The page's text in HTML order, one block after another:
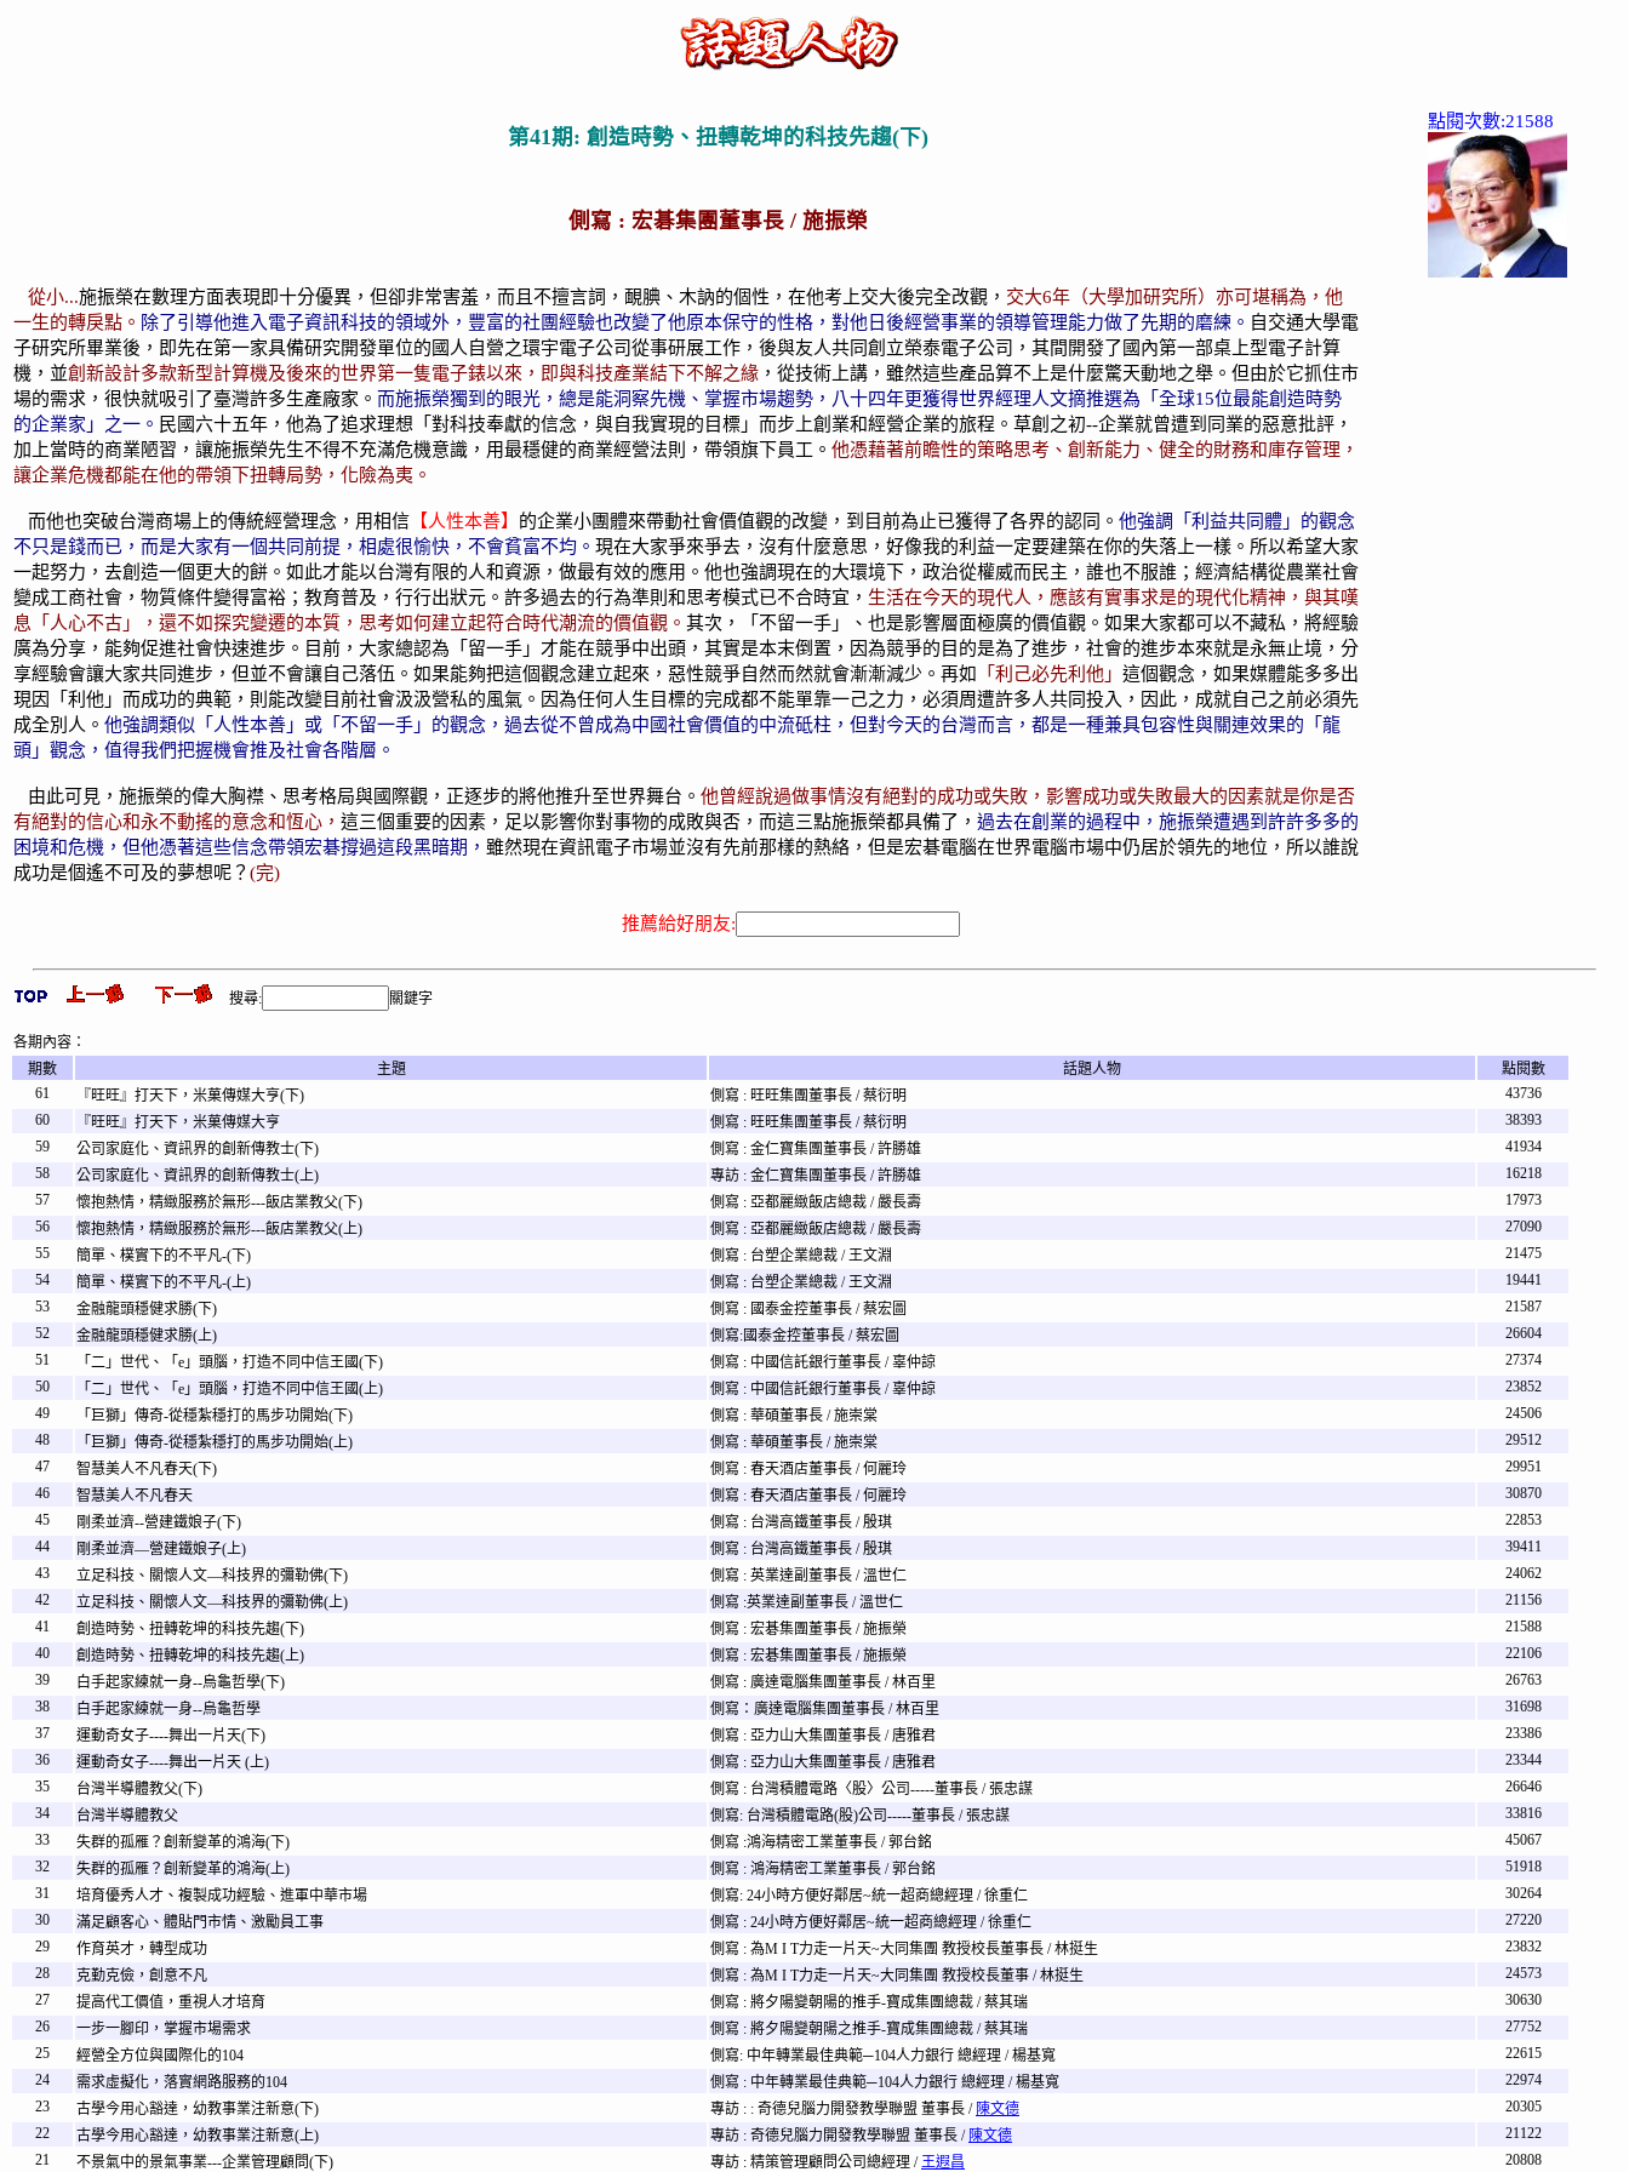
第41期: 創造時勢、扭轉乾坤的科技先趨(下)
點閱次數:21588
側寫 : 宏碁集團董事長 / 施振榮
從小...施振榮在數理方面表現即十分優異，但卻非常害羞，而且不擅言詞，靦腆、木訥的個性，在他考上交大後完全改觀， 交大6年（大學加研究所）亦可堪稱為，他
一生的轉戾點。 除了引導他進入電子資訊科技的領域外，豐富的社團經驗也改變了他原本保守的性格，對他日後經營事業的領導管理能力做了先期的磨練。 自交通大學電
子研究所畢業後，即先在第一家具備研究開發單位的國人自營之環宇電子公司從事研展工作，後與友人共同創立榮泰電子公司，其間開發了國內第一部桌上型電子計算
機，並創新設計多款新型計算機及後來的世界第一隻電子錶以來，即與科技產業結下不解之緣 ，從技術上講，雖然這些產品算不上是什麼驚天動地之舉。但由於它抓住市
場的需求，很快就吸引了臺灣許多生產廠家。 而施振榮獨到的眼光，總是能洞察先機、掌握市場趨勢，八十四年更獲得世界經理人文摘推選為「全球15位最能創造時勢
的企業家」之一。 民國六十五年，他為了追求理想「對科技奉獻的信念，與自我實現的目標」而步上創業和經營企業的旅程。草創之初--企業就曾遭到同業的惡意批評，
加上當時的商業陋習，讓施振榮先生不得不充滿危機意識，用最穩健的商業經營法則，帶領旗下員工。 他憑藉著前瞻性的策略思考、創新能力、健全的財務和庫存管理，
讓企業危機都能在他的帶領下扭轉局勢，化險為夷。
而他也突破台灣商場上的傳統經營理念，用相信 【人性本善】 的企業小團體來帶動社會價值觀的改變，到目前為止已獲得了各界的認同。 他強調「利益共同體」的觀念
不只是錢而已，而是大家有一個共同前提，相處很愉快，不會貧富不均。 現在大家爭來爭去，沒有什麼意思，好像我的利益一定要建築在你的失落上一樣。所以希望大家
一起努力，去創造一個更大的餅。如此才能以台灣有限的人和資源，做最有效的應用。他也強調現在的大環境下，政治從權威而民主，誰也不服誰；經濟結構從農業社會
變成工商社會，物質條件變得富裕；教育普及，行行出狀元。許多過去的行為準則和思考模式已不合時宜， 生活在今天的現代人，應該有實事求是的現代化精神，與其嘆
息「人心不古」，還不如探究變遷的本質，思考如何建立起符合時代潮流的價值觀。 其次，「不留一手」、也是影響層面極廣的價值觀。如果大家都可以不藏私，將經驗
廣為分享，能夠促進社會快速進步。目前，大家總認為「留一手」才能在競爭中出頭，其實是本末倒置，因為競爭的目的是為了進步，社會的進步本來就是永無止境，分
享經驗會讓大家共同進步，但並不會讓自己落伍。如果能夠把這個觀念建立起來，惡性競爭自然而然就會漸漸減少。 再如 「利己必先利他」 這個觀念，如果媒體能多多出
現因「利他」而成功的典範，則能改變目前社會汲汲營私的風氣。因為任何人生目標的完成都不能單靠一己之力，必須周遭許多人共同投入，因此，成就自己之前必須先
成全別人。 他強調類似「人性本善」或「不留一手」的觀念，過去從不曾成為中國社會價值的中流砥柱，但對今天的台灣而言，都是一種兼具包容性與關連效果的「龍
頭」觀念，值得我們把握機會推及社會各階層。
由此可見，施振榮的偉大胸襟、思考格局與國際觀，正逐步的將他推升至世界舞台。 他曾經說過做事情沒有絕對的成功或失敗，影響成功或失敗最大的因素就是你是否
有絕對的信心和永不動搖的意念和恆心， 這三個重要的因素，足以影響你對事物的成敗與否，而這三點施振榮都具備了， 過去在創業的過程中，施振榮遭遇到許許多多的
困境和危機，但他憑著這些信念帶領宏碁撐過這段黑暗期， 雖然現在資訊電子市場並沒有先前那樣的熱絡，但是宏碁電腦在世界電腦市場中仍居於領先的地位，所以誰說
成功是個遙不可及的夢想呢？ (完)
推薦給好朋友:
搜尋: 關鍵字
各期內容：
期數
主題 話題人物
點閱數
61
『旺旺』打天下，米菓傳媒大亨(下) 側寫 : 旺旺集團董事長 / 蔡衍明
43736
60
『旺旺』打天下，米菓傳媒大亨 側寫 : 旺旺集團董事長 / 蔡衍明
38393
59
公司家庭化、資訊界的創新傳教士(下) 側寫 : 金仁寶集團董事長 / 許勝雄
41934
58
公司家庭化、資訊界的創新傳教士(上) 專訪 : 金仁寶集團董事長 / 許勝雄
16218
57
懷抱熱情，精緻服務於無形---飯店業教父(下) 側寫 : 亞都麗緻飯店總裁 / 嚴長壽
17973
56
懷抱熱情，精緻服務於無形---飯店業教父(上) 側寫 : 亞都麗緻飯店總裁 / 嚴長壽
27090
55
簡單、樸實下的不平凡-(下) 側寫 : 台塑企業總裁 / 王文淵
21475
54
簡單、樸實下的不平凡-(上) 側寫 : 台塑企業總裁 / 王文淵
19441
53
金融龍頭穩健求勝(下) 側寫 : 國泰金控董事長 / 蔡宏圖
21587
52
金融龍頭穩健求勝(上) 側寫:國泰金控董事長 / 蔡宏圖
26604
51
「二」世代、「e」頭腦，打造不同中信王國(下) 側寫 : 中國信託銀行董事長 / 辜仲諒
27374
50
「二」世代、「e」頭腦，打造不同中信王國(上) 側寫 : 中國信託銀行董事長 / 辜仲諒
23852
49
「巨獅」傳奇-從穩紮穩打的馬步功開始(下) 側寫 : 華碩董事長 / 施崇棠
24506
48
「巨獅」傳奇-從穩紮穩打的馬步功開始(上) 側寫 : 華碩董事長 / 施崇棠
29512
47
智慧美人不凡春天(下) 側寫 : 春天酒店董事長 / 何麗玲
29951
46
智慧美人不凡春天 側寫 : 春天酒店董事長 / 何麗玲
30870
45
剛柔並濟--營建鐵娘子(下) 側寫 : 台灣高鐵董事長 / 殷琪
22853
44
剛柔並濟—營建鐵娘子(上) 側寫 : 台灣高鐵董事長 / 殷琪
39411
43
立足科技、關懷人文—科技界的彌勒佛(下) 側寫 : 英業達副董事長 / 溫世仁
24062
42
立足科技、關懷人文—科技界的彌勒佛(上) 側寫 :英業達副董事長 / 溫世仁
21156
41
創造時勢、扭轉乾坤的科技先趨(下) 側寫 : 宏碁集團董事長 / 施振榮
21588
40
創造時勢、扭轉乾坤的科技先趨(上) 側寫 : 宏碁集團董事長 / 施振榮
22106
39
白手起家練就一身--烏龜哲學(下) 側寫 : 廣達電腦集團董事長 / 林百里
26763
38
白手起家練就一身--烏龜哲學 側寫：廣達電腦集團董事長 / 林百里
31698
37
運動奇女子----舞出一片天(下) 側寫 : 亞力山大集團董事長 / 唐雅君
23386
36
運動奇女子----舞出一片天 (上) 側寫 : 亞力山大集團董事長 / 唐雅君
23344
35
台灣半導體教父(下) 側寫 : 台灣積體電路〈股〉公司-----董事長 / 張忠謀
26646
34
台灣半導體教父 側寫: 台灣積體電路(股)公司-----董事長 / 張忠謀
33816
33
失群的孤雁？創新變革的鴻海(下) 側寫 :鴻海精密工業董事長 / 郭台銘
45067
32
失群的孤雁？創新變革的鴻海(上) 側寫 : 鴻海精密工業董事長 / 郭台銘
51918
31
培育優秀人才、複製成功經驗、進軍中華市場 側寫: 24小時方便好鄰居~統一超商總經理 / 徐重仁
30264
30
滿足顧客心、體貼門市情、激勵員工事 側寫 : 24小時方便好鄰居~統一超商總經理 / 徐重仁
27220
29
作育英才，轉型成功 側寫 : 為M I T力走一片天~大同集團 教授校長董事長 / 林挺生
23832
28
克勤克儉，創意不凡 側寫 : 為M I T力走一片天~大同集團 教授校長董事 / 林挺生
24573
27
提高代工價值，重視人才培育 側寫 : 將夕陽變朝陽的推手-寶成集團總裁 / 蔡其瑞
30630
26
一步一腳印，掌握市場需求 側寫 : 將夕陽變朝陽之推手-寶成集團總裁 / 蔡其瑞
27752
25
經營全方位與國際化的104 側寫: 中年轉業最佳典範─104人力銀行 總經理 / 楊基寬
22615
24
需求虛擬化，落實網路服務的104 側寫 : 中年轉業最佳典範─104人力銀行 總經理 / 楊基寬
22974
23
古學今用心豁達，幼教事業注新意(下) 專訪 : : 奇德兒腦力開發教學聯盟 董事長 / 陳文德
20305
22
古學今用心豁達，幼教事業注新意(上) 專訪 : 奇德兒腦力開發教學聯盟 董事長 / 陳文德
21122
21
不景氣中的景氣事業---企業管理顧問(下) 專訪 : 精策管理顧問公司總經理 /王遐昌 20808